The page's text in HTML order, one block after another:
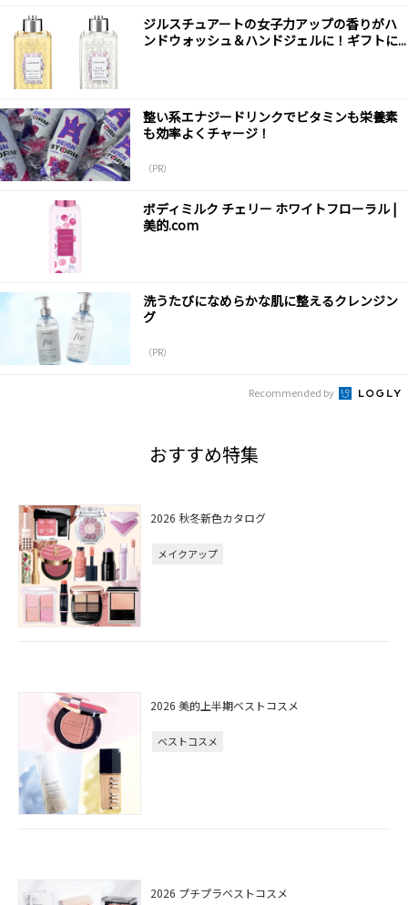
ジルスチュアートの女子力アップの香りがハ
ンドウォッシュ＆ハンドジェルに！ギフトに...
整い系エナジードリンクでビタミンも栄養素
も効率よくチャージ！
（PR）
ボディミルク チェリー ホワイトフローラル |
美的.com
洗うたびになめらかな肌に整えるクレンジン
グ
（PR）
Recommended by
おすすめ特集
2026 秋冬新色カタログ
メイクアップ
2026 美的上半期ベストコスメ
ベストコスメ
2026 プチプラベストコスメ